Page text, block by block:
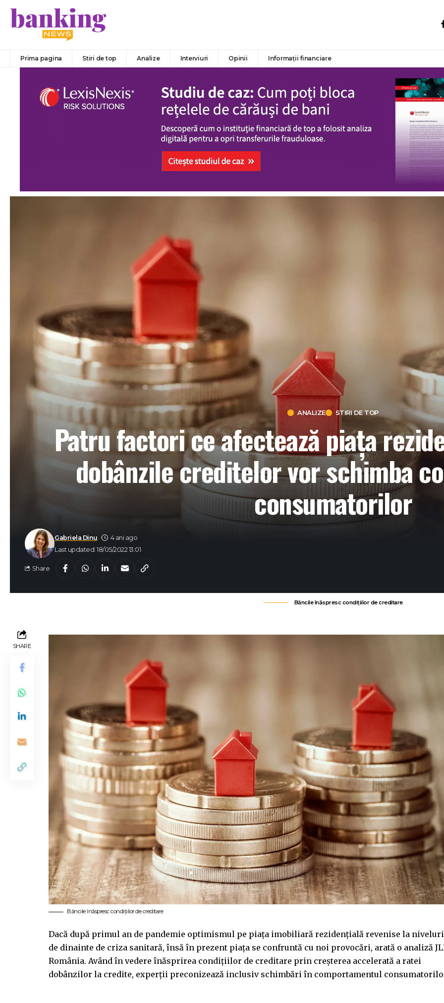
Prima pagina Stiri de top Analize Interviuri Opinii Informații financiare
ANALIZE STIRI DE TOP
Patru factori ce afectează piața
dobânzile creditelor vor schimba
consumatorilor
Last updated: 18/05/2022 13:01
Gabriela Dinu 4 ani ago
Share
Băncile înăspresc condițiilor de creditare
SHARE
Băncile înăspresc condițiilor de creditare
Dacă după primul an de pandemie optimismul pe piața imobiliară rezidențială revenise la
de dinainte de criza sanitară, însă în prezent piața se confruntă cu noi provocări, arată o analiză
România. Având în vedere înăsprirea condițiilor de creditare prin creșterea accelerată a ratei
dobânzilor la credite, experții preconizează inclusiv schimbări în comportamentul